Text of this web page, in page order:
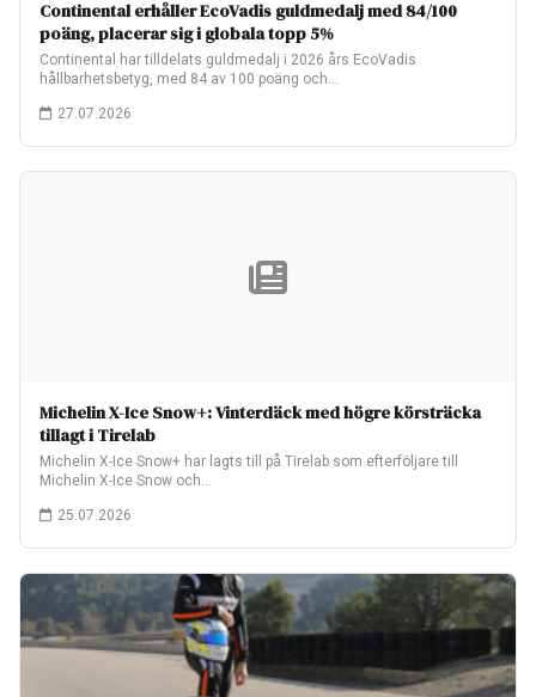
Continental erhåller EcoVadis guldmedalj med 84/100
poäng, placerar sig i globala topp 5%
Continental har tilldelats guldmedalj i 2026 års EcoVadis
hållbarhetsbetyg, med 84 av 100 poäng och…
27.07.2026
Michelin X-Ice Snow+: Vinterdäck med högre körsträcka
tillagt i Tirelab
Michelin X-Ice Snow+ har lagts till på Tirelab som efterföljare till
Michelin X-Ice Snow och…
25.07.2026